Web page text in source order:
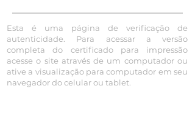
Esta é uma página de verificação de
autenticidade. Para acessar a versão
completa do certificado para impressão
acesse o site através de um computador ou
ative a visualização para computador em seu
navegador do celular ou tablet.